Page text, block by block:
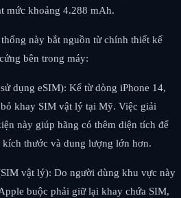
mức khoảng 4.288 mAh.
này bắt nguồn từ chính thiết kế
bên trong máy:
dụng eSIM): Kể từ dòng iPhone 14,
khay SIM vật lý tại Mỹ. Việc giải
này giúp hãng có thêm diện tích để
thước và dung lượng lớn hơn.
vật lý): Do người dùng khu vực này
buộc phải giữ lại khay chứa SIM,